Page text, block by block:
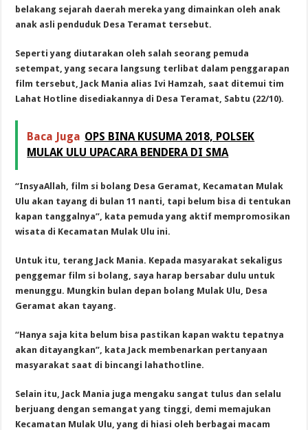
belakang sejarah daerah mereka yang dimainkan oleh anak
anak asli penduduk Desa Teramat tersebut.
Seperti yang diutarakan oleh salah seorang pemuda
setempat, yang secara langsung terlibat dalam penggarapan
film tersebut, Jack Mania alias Ivi Hamzah, saat ditemui tim
Lahat Hotline disediakannya di Desa Teramat, Sabtu (22/10).
Baca Juga OPS BINA KUSUMA 2018, POLSEK
MULAK ULU UPACARA BENDERA DI SMA
“InsyaAllah, film si bolang Desa Geramat, Kecamatan Mulak
Ulu akan tayang di bulan 11 nanti, tapi belum bisa di tentukan
kapan tanggalnya”, kata pemuda yang aktif mempromosikan
wisata di Kecamatan Mulak Ulu ini.
Untuk itu, terang Jack Mania. Kepada masyarakat sekaligus
penggemar film si bolang, saya harap bersabar dulu untuk
menunggu. Mungkin bulan depan bolang Mulak Ulu, Desa
Geramat akan tayang.
“Hanya saja kita belum bisa pastikan kapan waktu tepatnya
akan ditayangkan”, kata Jack membenarkan pertanyaan
masyarakat saat di bincangi lahathotline.
Selain itu, Jack Mania juga mengaku sangat tulus dan selalu
berjuang dengan semangat yang tinggi, demi memajukan
Kecamatan Mulak Ulu, yang di hiasi oleh berbagai macam